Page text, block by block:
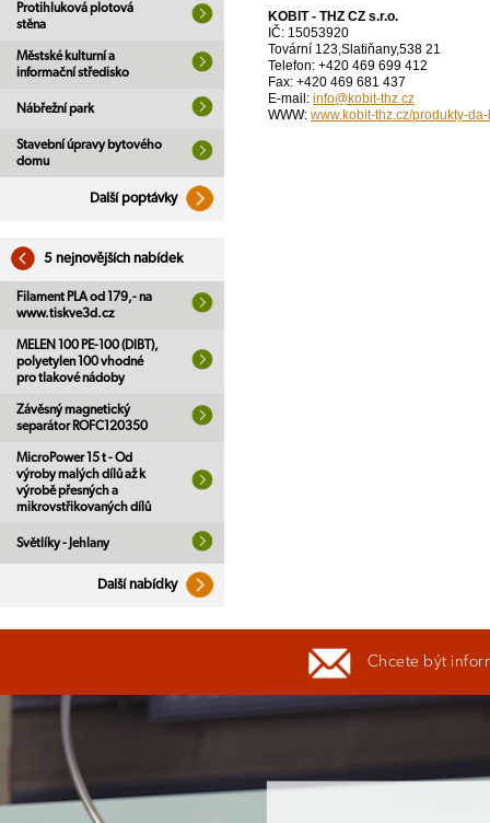
Protihluková plotová
stěna
Městské kulturní a
informační středisko
Nábřežní park
Stavební úpravy bytového
domu
Další poptávky
5 nejnovějších nabídek
Filament PLA od 179,- na
www.tiskve3d.cz
MELEN 100 PE-100 (DIBT),
polyetylen 100 vhodné
pro tlakové nádoby
Závěsný magnetický
separátor ROFC120350
MicroPower 15 t - Od
výroby malých dílů až k
výrobě přesných a
mikrovstřikovaných dílů
Světlíky - Jehlany
Další nabídky
KOBIT - THZ CZ s.r.o.
IČ: 15053920
Tovární 123,Slatiňany,538 21
Telefon: +420 469 699 412
Fax: +420 469 681 437
E-mail: info@kobit-thz.cz
WWW: www.kobit-thz.cz/produkty-
Chcete být